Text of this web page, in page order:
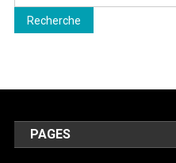
pour :
Recherche
PAGES